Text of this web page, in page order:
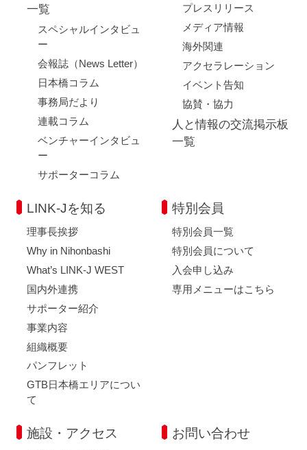
一覧
スペシャルインタビュ
ー
会報誌（News Letter）
日本橋コラム
事務局だより
連載コラム
ベンチャーインタビュ
ー
サポーターコラム
プレスリリース
メディア情報
海外関連
アクセラレーション
イベント告知
協賛・協力
人と情報の交流掲示板
一覧
LINK-Jを知る
理事長挨拶
Why in Nihonbashi
What’s LINK-J WEST
国内外連携
サポーター紹介
事業内容
組織概要
パンフレット
GTB日本橋エリアについ
て
特別会員
特別会員一覧
特別会員について
入会申し込み
専用メニューはこちら
施設・アクセス お問い合わせ